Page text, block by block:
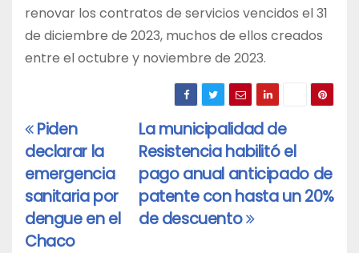
renovar los contratos de servicios vencidos el 31
de diciembre de 2023, muchos de ellos creados
entre el octubre y noviembre de 2023.
Navegación
de
entradas
La municipalidad de
Resistencia habilitó el
pago anual anticipado de
patente con hasta un 20%
de descuento
Piden
declarar la
emergencia
sanitaria por
dengue en el
Chaco